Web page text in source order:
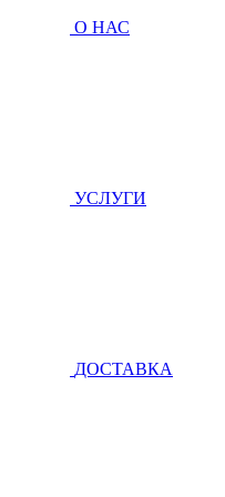
О НАС
УСЛУГИ
ДОСТАВКА